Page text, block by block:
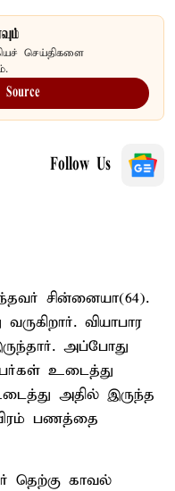
செய்திகளை
Follow Us
சின்னையா(64).
வியாபார
அப்போது
உடைத்து
அதில் இருந்த
பணத்தை
தெற்கு காவல்